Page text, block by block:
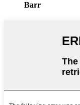
Barr